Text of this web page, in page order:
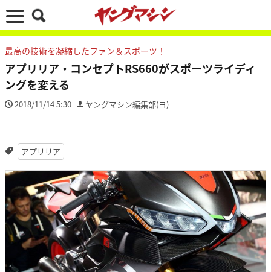
最高の技術を凝縮したファン＆スポーツ！
アプリリア・コンセプトRS660がスポーツライディ
ングを変える
2018/11/14 5:30 ヤングマシン編集部(ヨ)
アプリリア